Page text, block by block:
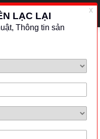
WAVE
EFT 500N2)
153
959